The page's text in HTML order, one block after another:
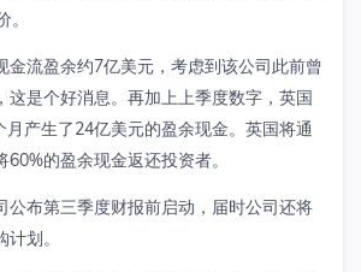
金流盈余约7亿美元，考虑到该公司此前曾
这是个好消息。再加上上季度数字，英国
产生了24亿美元的盈余现金。英国将通
的盈余现金返还投资者。
公布第三季度财报前启动，届时公司还将
划。